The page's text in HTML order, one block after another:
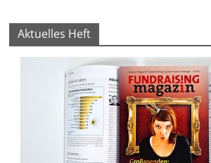
t
Aktuelles Heft